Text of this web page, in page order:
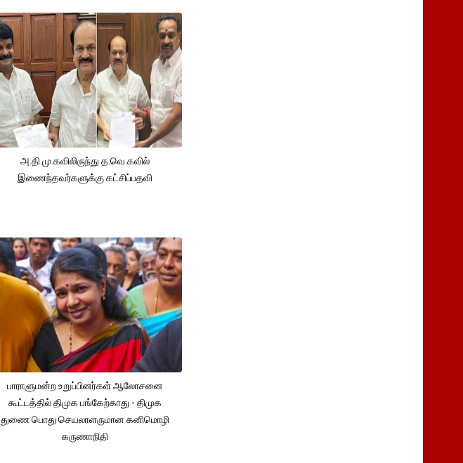
அ.தி.மு.கவிலிருந்து த.வெ.கவில்
இணைந்தவர்களுக்கு கட்சிப்பதவி
பாராளுமன்ற உறுப்பினர்கள் ஆலோசனை
கூட்டத்தில் திமுக பங்கேற்காது - திமுக
துணை பொது செயலாளருமான கனிமொழி
கருணாநிதி